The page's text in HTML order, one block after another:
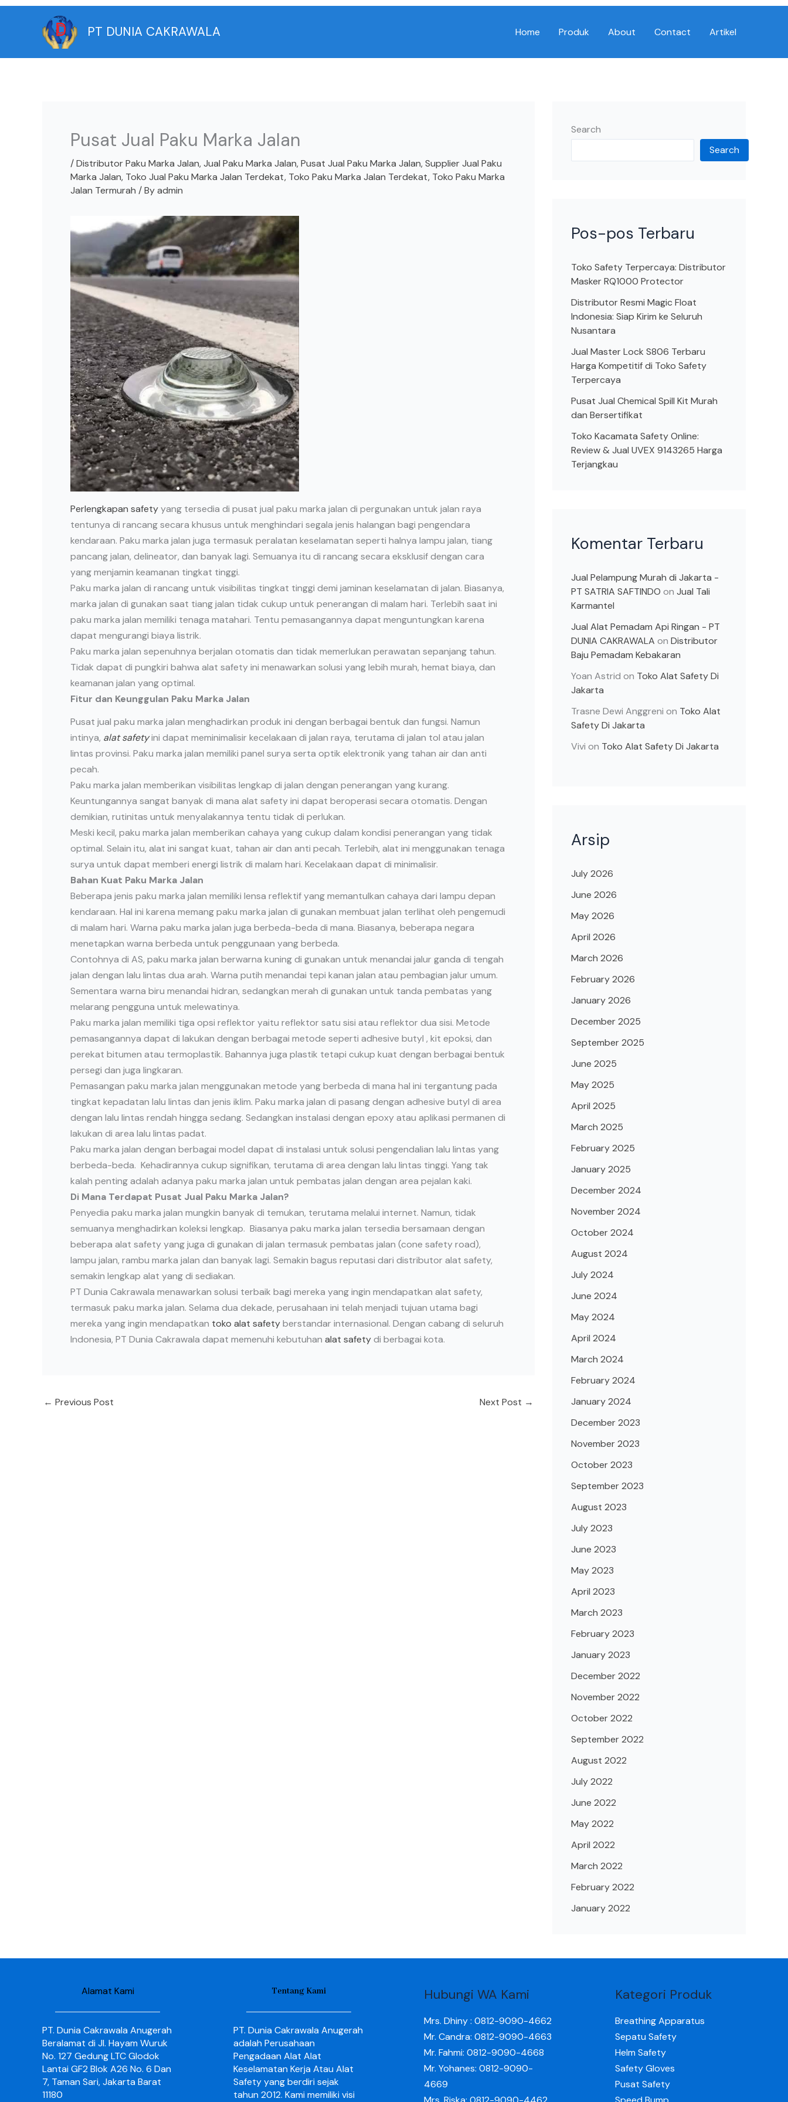
Skip
PT DUNIA CAKRAWALA Home Produk About Contact Artikel
Pusat Jual Paku Marka Jalan
/Distributor Paku Marka Jalan,Jual Paku Marka Jalan,Pusat Jual Paku Marka Jalan,Supplier Jual Paku
Marka Jalan, Toko Jual Paku Marka Jalan Terdekat, Toko Paku Marka Jalan Terdekat, Toko Paku Marka
Jalan Termurah / Byadmin
Perlengkapan safetyyang tersedia di pusat jual paku marka jalan di pergunakan untuk jalan raya
tentunya di rancang secara khusus untuk menghindari segala jenis halangan bagi pengendara
kendaraan. Paku marka jalan juga termasuk peralatan keselamatan seperti halnya lampu jalan, tiang
pancang jalan, delineator, dan banyak lagi. Semuanya itu di rancang secara eksklusif dengan cara
yang menjamin keamanan tingkat tinggi.
Paku marka jalan di rancang untuk visibilitas tingkat tinggi demi jaminan keselamatan di jalan. Biasanya,
marka jalan di gunakan saat tiang jalan tidak cukup untuk penerangan di malam hari. Terlebih saat ini
paku marka jalan memiliki tenaga matahari. Tentu pemasangannya dapat menguntungkan karena
dapat mengurangi biaya listrik.
Paku marka jalan sepenuhnya berjalan otomatis dan tidak memerlukan perawatan sepanjang tahun.
Tidak dapat di pungkiri bahwa alat safety ini menawarkan solusi yang lebih murah, hemat biaya, dan
keamanan jalan yang optimal.
Fitur dan Keunggulan Paku Marka Jalan
Pusat jual paku marka jalan menghadirkan produk ini dengan berbagai bentuk dan fungsi. Namun
intinya, alat safetyini dapat meminimalisir kecelakaan di jalan raya, terutama di jalan tol atau jalan
lintas provinsi. Paku marka jalan memiliki panel surya serta optik elektronik yang tahan air dan anti
pecah.
Paku marka jalan memberikan visibilitas lengkap di jalan dengan penerangan yang kurang.
Keuntungannya sangat banyak di mana alat safety ini dapat beroperasi secara otomatis. Dengan
demikian, rutinitas untuk menyalakannya tentu tidak di perlukan.
Meski kecil, paku marka jalan memberikan cahaya yang cukup dalam kondisi penerangan yang tidak
optimal. Selain itu, alat ini sangat kuat, tahan air dan anti pecah. Terlebih, alat ini menggunakan tenaga
surya untuk dapat memberi energi listrik di malam hari. Kecelakaan dapat di minimalisir.
Bahan Kuat Paku Marka Jalan
Beberapa jenis paku marka jalan memiliki lensa reflektif yang memantulkan cahaya dari lampu depan
kendaraan. Hal ini karena memang paku marka jalan di gunakan membuat jalan terlihat oleh pengemudi
di malam hari. Warna paku marka jalan juga berbeda-beda di mana. Biasanya, beberapa negara
menetapkan warna berbeda untuk penggunaan yang berbeda.
Contohnya di AS, paku marka jalan berwarna kuning di gunakan untuk menandai jalur ganda di tengah
jalan dengan lalu lintas dua arah. Warna putih menandai tepi kanan jalan atau pembagian jalur umum.
Sementara warna biru menandai hidran, sedangkan merah di gunakan untuk tanda pembatas yang
melarang pengguna untuk melewatinya.
Paku marka jalan memiliki tiga opsi reflektor yaitu reflektor satu sisi atau reflektor dua sisi. Metode
pemasangannya dapat di lakukan dengan berbagai metode seperti adhesive butyl , kit epoksi, dan
perekat bitumen atau termoplastik. Bahannya juga plastik tetapi cukup kuat dengan berbagai bentuk
persegi dan juga lingkaran.
Pemasangan paku marka jalan menggunakan metode yang berbeda di mana hal ini tergantung pada
tingkat kepadatan lalu lintas dan jenis iklim. Paku marka jalan di pasang dengan adhesive butyl di area
dengan lalu lintas rendah hingga sedang. Sedangkan instalasi dengan epoxy atau aplikasi permanen di
lakukan di area lalu lintas padat.
Paku marka jalan dengan berbagai model dapat di instalasi untuk solusi pengendalian lalu lintas yang
berbeda-beda. Kehadirannya cukup signifikan, terutama di area dengan lalu lintas tinggi. Yang tak
kalah penting adalah adanya paku marka jalan untuk pembatas jalan dengan area pejalan kaki.
Di Mana Terdapat Pusat Jual Paku Marka Jalan?
Penyedia paku marka jalan mungkin banyak di temukan, terutama melalui internet. Namun, tidak
semuanya menghadirkan koleksi lengkap. Biasanya paku marka jalan tersedia bersamaan dengan
beberapa alat safety yang juga di gunakan di jalan termasuk pembatas jalan (cone safety road),
lampu jalan, rambu marka jalan dan banyak lagi. Semakin bagus reputasi dari distributor alat safety,
semakin lengkap alat yang di sediakan.
PT Dunia Cakrawala menawarkan solusi terbaik bagi mereka yang ingin mendapatkan alat safety,
termasuk paku marka jalan. Selama dua dekade, perusahaan ini telah menjadi tujuan utama bagi
mereka yang ingin mendapatkan toko alat safetyberstandar internasional. Dengan cabang di seluruh
Indonesia, PT Dunia Cakrawala dapat memenuhi kebutuhan alat safetydi berbagai kota.
← Previous Post Next Post →
Search
Search
Pos-pos Terbaru
Toko Safety Terpercaya: Distributor
Masker RQ1000 Protector
Distributor Resmi Magic Float
Indonesia: Siap Kirim ke Seluruh
Nusantara
Jual Master Lock S806 Terbaru
Harga Kompetitif di Toko Safety
Terpercaya
Pusat Jual Chemical Spill Kit Murah
dan Bersertifikat
Toko Kacamata Safety Online:
Review & Jual UVEX 9143265 Harga
Terjangkau
Komentar Terbaru
Jual Pelampung Murah di Jakarta -
PT SATRIA SAFTINDO on Jual Tali
Karmantel
Jual Alat Pemadam Api Ringan - PT
DUNIA CAKRAWALA on Distributor
Baju Pemadam Kebakaran
Yoan Astrid on Toko Alat Safety Di
Jakarta
Trasne Dewi Anggreni on Toko Alat
Safety Di Jakarta
Vivi on Toko Alat Safety Di Jakarta
Arsip
July 2026
June 2026
May 2026
April 2026
March 2026
February 2026
January 2026
December 2025
September 2025
June 2025
May 2025
April 2025
March 2025
February 2025
January 2025
December 2024
November 2024
October 2024
August 2024
July 2024
June 2024
May 2024
April 2024
March 2024
February 2024
January 2024
December 2023
November 2023
October 2023
September 2023
August 2023
July 2023
June 2023
May 2023
April 2023
March 2023
February 2023
January 2023
December 2022
November 2022
October 2022
September 2022
August 2022
July 2022
June 2022
May 2022
April 2022
March 2022
February 2022
January 2022
Alamat Kami
PT. Dunia Cakrawala Anugerah
Beralamat di Jl. Hayam Wuruk
No. 127 Gedung LTC Glodok
Lantai GF2 Blok A26 No. 6 Dan
7, Taman Sari, Jakarta Barat
11180
Tentang Kami
PT. Dunia Cakrawala Anugerah
adalah Perusahaan
Pengadaan Alat Alat
Keselamatan Kerja Atau Alat
Safety yang berdiri sejak
tahun 2012. Kami memiliki visi
Hubungi WA Kami
Mrs. Dhiny : 0812-9090-4662
Mr. Candra: 0812-9090-4663
Mr. Fahmi: 0812-9090-4668
Mr. Yohanes: 0812-9090-
4669
Kategori Produk
Breathing Apparatus
Sepatu Safety
Helm Safety
Safety Gloves
Pusat Safety